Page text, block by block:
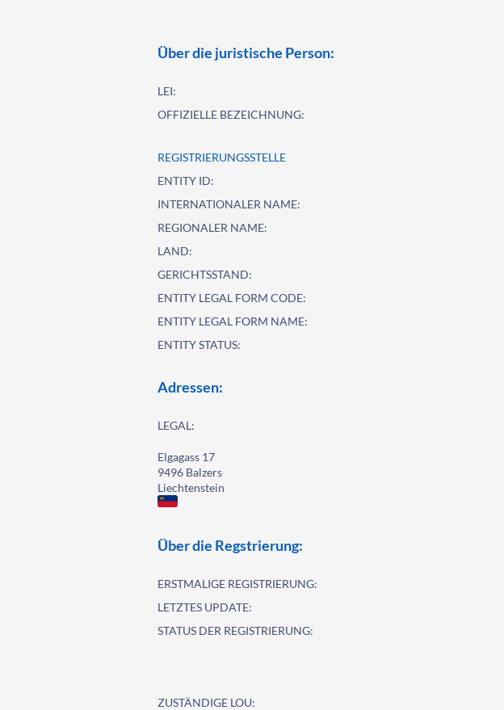
Über die juristische Person:
LEI:
OFFIZIELLE BEZEICHNUNG:
REGISTRIERUNGSSTELLE
ENTITY ID:
INTERNATIONALER NAME:
REGIONALER NAME:
LAND:
GERICHTSSTAND:
ENTITY LEGAL FORM CODE:
ENTITY LEGAL FORM NAME:
ENTITY STATUS:
Adressen:
LEGAL:
Elgagass 17
9496 Balzers
Liechtenstein
Über die Regstrierung:
ERSTMALIGE REGISTRIERUNG:
LETZTES UPDATE:
STATUS DER REGISTRIERUNG:
ZUSTÄNDIGE LOU: